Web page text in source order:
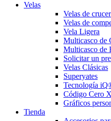
Velas
Velas de
Velas de
Vela Ligera
Multicasco de
Multicasco de
Solicitar un
Velas Clásicas
Superyates
Tecnología
Código Cero
Gráficos
Tienda